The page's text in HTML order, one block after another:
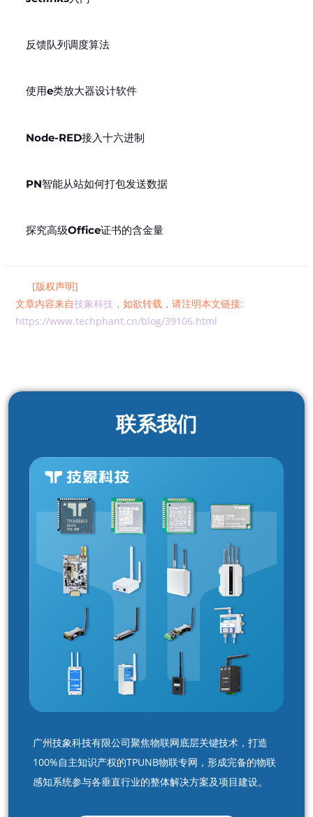
反馈队列调度算法
使用e类放大器设计软件
Node-RED接入十六进制
PN智能从站如何打包发送数据
探究高级Office证书的含金量
[版权声明]
文章内容来自技象科技 ，如欲转载，请注明本文链接:
https://www.techphant.cn/blog/39106.html
联系我们
广州技象科技有限公司聚焦物联网底层关键技术，打造
100%自主知识产权的TPUNB物联专网，形成完备的物联
感知系统参与各垂直行业的整体解决方案及项目建设。